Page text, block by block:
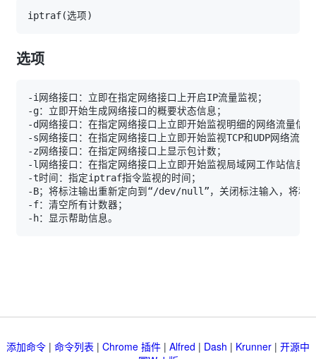
iptraf(选项)
选项
添加命令 | 命令列表 | Chrome 插件 | Alfred | Dash | Krunner | 开源中